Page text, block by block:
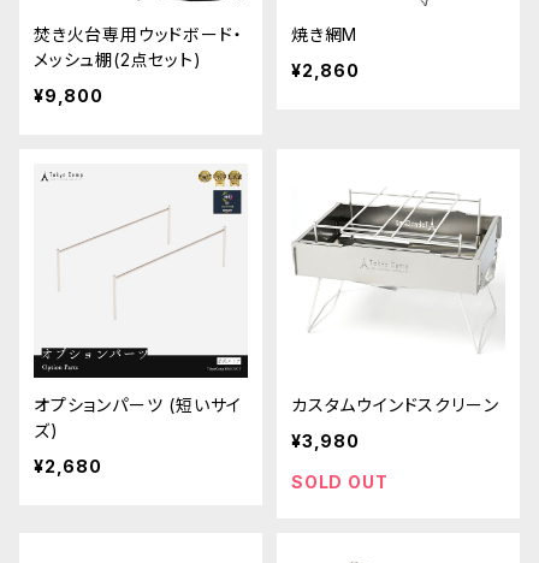
焚き火台専用ウッドボード・
メッシュ棚(2点セット)
¥9,800
焼き網M
¥2,860
オプションパーツ (短いサイ
ズ)
¥2,680
カスタムウインドスクリーン
¥3,980
SOLD OUT